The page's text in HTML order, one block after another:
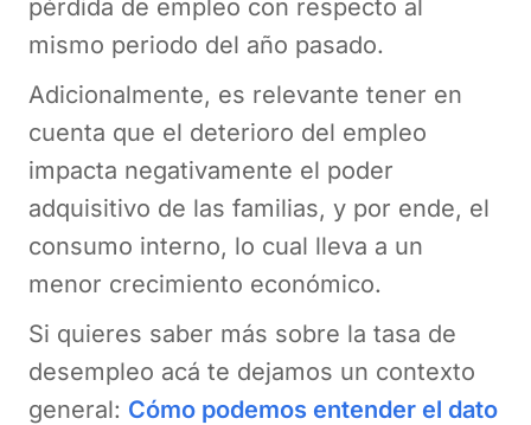
pérdida de empleo con respecto al
mismo periodo del año pasado.
Adicionalmente, es relevante tener en
cuenta que el deterioro del empleo
impacta negativamente el poder
adquisitivo de las familias, y por ende, el
consumo interno, lo cual lleva a un
menor crecimiento económico.
Si quieres saber más sobre la tasa de
desempleo acá te dejamos un contexto
general: Cómo podemos entender el dato